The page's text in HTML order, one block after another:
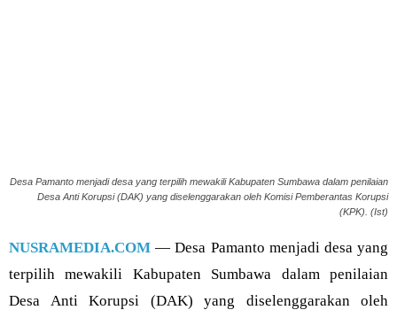
Desa Pamanto menjadi desa yang terpilih mewakili Kabupaten Sumbawa dalam penilaian
Desa Anti Korupsi (DAK) yang diselenggarakan oleh Komisi Pemberantas Korupsi
(KPK). (Ist)
NUSRAMEDIA.COM — Desa Pamanto menjadi desa yang
terpilih mewakili Kabupaten Sumbawa dalam penilaian
Desa Anti Korupsi (DAK) yang diselenggarakan oleh